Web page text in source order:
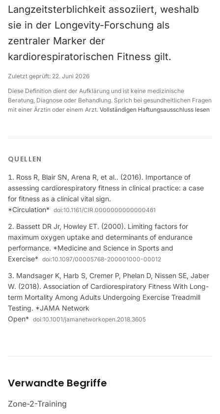
Langzeitsterblichkeit assoziiert, weshalb
sie in der Longevity-Forschung als
zentraler Marker der
kardiorespiratorischen Fitness gilt.
Zuletzt geprüft: 22. Juni 2026
Diese Definition dient der Aufklärung und ist keine medizinische
Beratung, Diagnose oder Behandlung. Sprich bei gesundheitlichen Fragen
mit einer Ärztin oder einem Arzt. Vollständigen Haftungsausschluss lesen
QUELLEN
Ross R, Blair SN, Arena R, et al.. (2016). Importance of
assessing cardiorespiratory fitness in clinical practice: a case
for fitness as a clinical vital sign.
*Circulation* doi:10.1161/CIR.0000000000000461
Bassett DR Jr, Howley ET. (2000). Limiting factors for
maximum oxygen uptake and determinants of endurance
performance. *Medicine and Science in Sports and
Exercise* doi:10.1097/00005768-200001000-00012
Mandsager K, Harb S, Cremer P, Phelan D, Nissen SE, Jaber
W. (2018). Association of Cardiorespiratory Fitness With Long-
term Mortality Among Adults Undergoing Exercise Treadmill
Testing. *JAMA Network
Open* doi:10.1001/jamanetworkopen.2018.3605
Verwandte Begriffe
Zone-2-Training